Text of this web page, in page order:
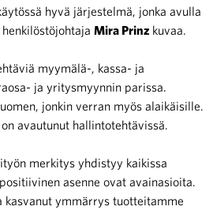
hyvä järjestelmä, jonka avulla
Mira Prinz kuvaa.
myymälä-, kassa- ja
ja yritysmyynnin parissa.
jonkin verran myös alaikäisille.
avautunut hallintotehtävissä.
merkitys yhdistyy kaikissa
asenne ovat avainasioita.
kasvanut ymmärrys tuotteitamme